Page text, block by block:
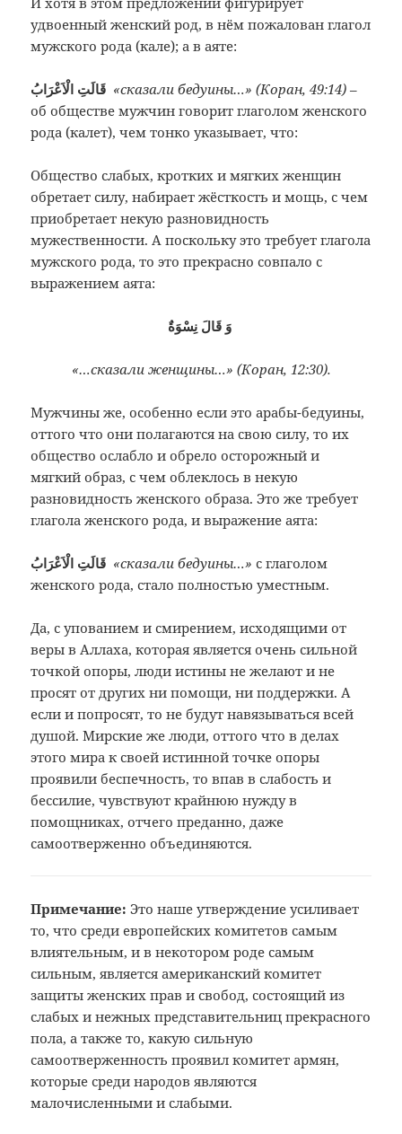
удвоенный женский род, в нём пожалован глагол
мужского рода (кале); а в аяте:
قَالَتِ الْاَعْرَابُ «сказали бедуины…» (Коран, 49:14)–
об обществе мужчин говорит глаголом женского
рода (калет), чем тонко указывает, что:
Общество слабых, кротких и мягких женщин
обретает силу, набирает жёсткость и мощь, с чем
приобретает некую разновидность
мужественности. А поскольку это требует глагола
мужского рода, то это прекрасно совпало с
выражением аята:
وَ قَالَ نِسْوَةٌ
«…сказали женщины…» (Коран, 12:30).
Мужчины же, особенно если это арабы-бедуины,
оттого что они полагаются на свою силу, то их
общество ослабло и обрело осторожный и
мягкий образ, с чем облеклось в некую
разновидность женского образа. Это же требует
глагола женского рода, и выражение аята:
قَالَتِ الْاَعْرَابُ «сказали бедуины…» с глаголом
женского рода, стало полностью уместным.
Да, с упованием и смирением, исходящими от
веры в Аллаха, которая является очень сильной
точкой опоры, люди истины не желают и не
просят от других ни помощи, ни поддержки. А
если и попросят, то не будут навязываться всей
душой. Мирские же люди, оттого что в делах
этого мира к своей истинной точке опоры
проявили беспечность, то впав в слабость и
бессилие, чувствуют крайнюю нужду в
помощниках, отчего преданно, даже
самоотверженно объединяются.
Примечание:Этонаше утверждение усиливает
то, чтосреди европейских комитетов самым
влиятельным, и в некотором роде самым
сильным, является американский комитет
защиты женских прав и свобод, состоящийиз
слабых и нежных представительницпрекрасного
пола, а также то, какуюсильную
самоотверженность проявилкомитет армян,
которые среди народовявляются
малочисленными и слабыми.